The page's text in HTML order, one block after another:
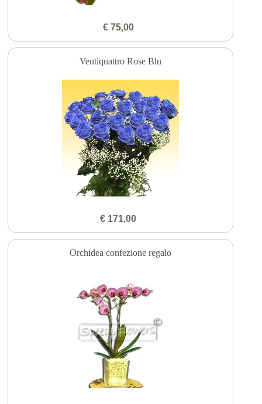
€ 75,00
Ventiquattro Rose Blu
€ 171,00
Orchidea confezione regalo